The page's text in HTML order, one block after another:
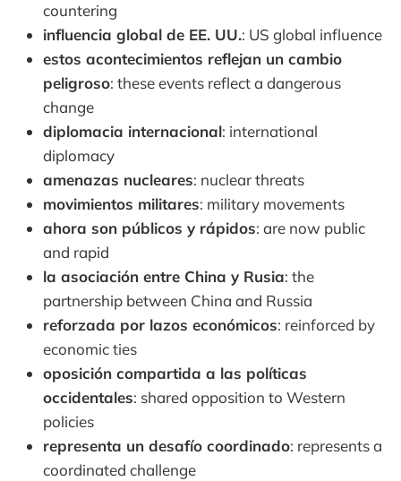
countering
influencia global de EE. UU.: US global influence
estos acontecimientos reflejan un cambio
peligroso: these events reflect a dangerous
change
diplomacia internacional: international
diplomacy
amenazas nucleares: nuclear threats
movimientos militares: military movements
ahora son públicos y rápidos: are now public
and rapid
la asociación entre China y Rusia: the
partnership between China and Russia
reforzada por lazos económicos: reinforced by
economic ties
oposición compartida a las políticas
occidentales: shared opposition to Western
policies
representa un desafío coordinado: represents a
coordinated challenge